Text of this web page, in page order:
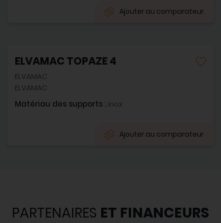
Ajouter au comparateur
ELVAMAC TOPAZE 4
ELVAMAC
ELVAMAC
Matériau des supports : inox
Ajouter au comparateur
PARTENAIRES ET FINANCEURS